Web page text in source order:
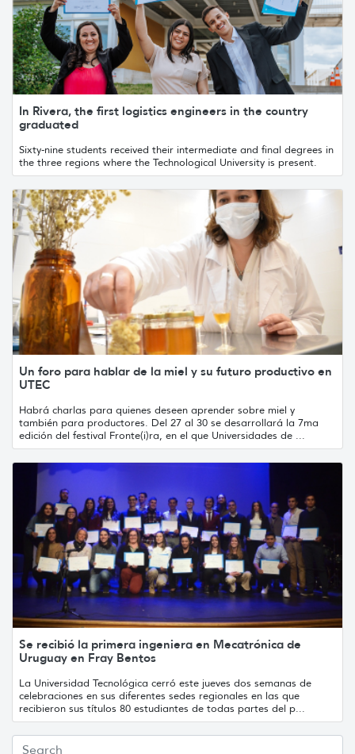
In Rivera, the first logistics engineers in the country
graduated
Sixty-nine students received their intermediate and final degrees in
the three regions where the Technological University is present.
Un foro para hablar de la miel y su futuro productivo en
UTEC
Habrá charlas para quienes deseen aprender sobre miel y
también para productores. Del 27 al 30 se desarrollará la 7ma
edición del festival Fronte(i)ra, en el que Universidades de ...
Se recibió la primera ingeniera en Mecatrónica de
Uruguay en Fray Bentos
La Universidad Tecnológica cerró este jueves dos semanas de
celebraciones en sus diferentes sedes regionales en las que
recibieron sus títulos 80 estudiantes de todas partes del p...